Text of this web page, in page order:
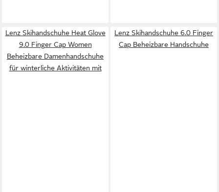
Lenz Skihandschuhe Heat Glove
9.0 Finger Cap Women
Beheizbare Damenhandschuhe
für winterliche Aktivitäten mit
Lenz Skihandschuhe 6.0 Finger
Cap Beheizbare Handschuhe